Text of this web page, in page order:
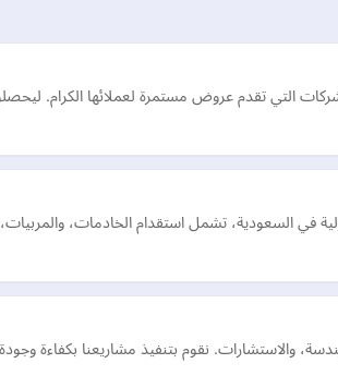
التي تقدم عروض مستمرة لعملائها الكرام.
في السعودية، تشمل استقدام الخادمات،
والاستشارات. نقوم بتنفيذ مشاريعنا بكفاءة